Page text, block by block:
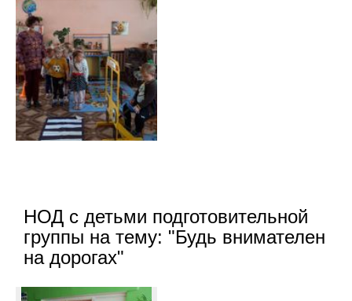
НОД с детьми подготовительной
группы на тему: "Будь внимателен
на дорогах"